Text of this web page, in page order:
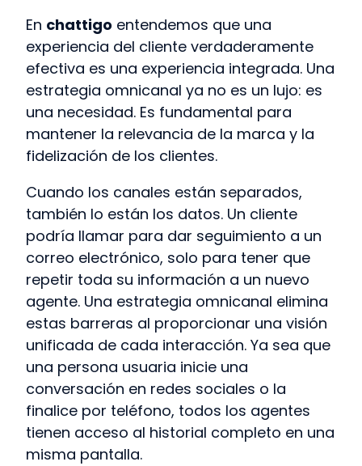
En chattigo entendemos que una
experiencia del cliente verdaderamente
efectiva es una experiencia integrada. Una
estrategia omnicanal ya no es un lujo: es
una necesidad. Es fundamental para
mantener la relevancia de la marca y la
fidelización de los clientes.
Cuando los canales están separados,
también lo están los datos. Un cliente
podría llamar para dar seguimiento a un
correo electrónico, solo para tener que
repetir toda su información a un nuevo
agente. Una estrategia omnicanal elimina
estas barreras al proporcionar una visión
unificada de cada interacción. Ya sea que
una persona usuaria inicie una
conversación en redes sociales o la
finalice por teléfono, todos los agentes
tienen acceso al historial completo en una
misma pantalla.